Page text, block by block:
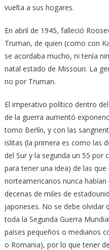
vuelta a sus hogares.
En abril de 1945, falleció
Truman, de quien (como con
se acordaba mucho, ni tenía
natal estado de Missouri. La
no por Truman.
El imperativo político dentro
de la guerra aumentó
tomo Berlín, y con las
islitas (la primera es como las
del Sur y la segunda un 55 por
para tener una idea) de las
norteamericanos nunca
decenas de miles de
japoneses. No se debe olvidar
toda la Segunda Guerra
países pequeños o medianos
o Romania), por lo que tener